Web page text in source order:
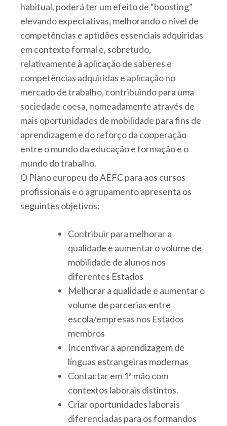
habitual, poderá ter um efeito de “boosting”
elevando expectativas, melhorando o nível de
competências e aptidões essenciais adquiridas
em contexto formal e, sobretudo,
relativamente à aplicação de saberes e
competências adquiridas e aplicação no
mercado de trabalho, contribuindo para uma
sociedade coesa, nomeadamente através de
mais oportunidades de mobilidade para fins de
aprendizagem e do reforço da cooperação
entre o mundo da educação e formação e o
mundo do trabalho.
O Plano europeu do AEFC para aos cursos
profissionais e o agrupamento apresenta os
seguintes objetivos:
Contribuir para melhorar a
qualidade e aumentar o volume de
mobilidade de alunos nos
diferentes Estados
Melhorar a qualidade e aumentar o
volume de parcerias entre
escola/empresas nos Estados
membros
Incentivar a aprendizagem de
línguas estrangeiras modernas
Contactar em 1ª mão com
contextos laborais distintos.
Criar oportunidades laborais
diferenciadas para os formandos